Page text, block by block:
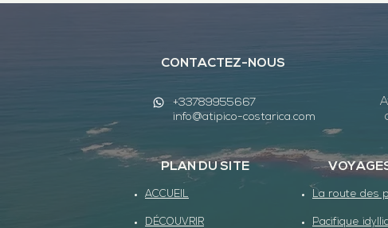
L'étincelant Pacifique Sud
CONTACTEZ-NOUS
+33789955667
info@atipico-costarica.com
PLAN DU SITE
ACCUEIL La route des
DÉCOUVRIR Pacifique